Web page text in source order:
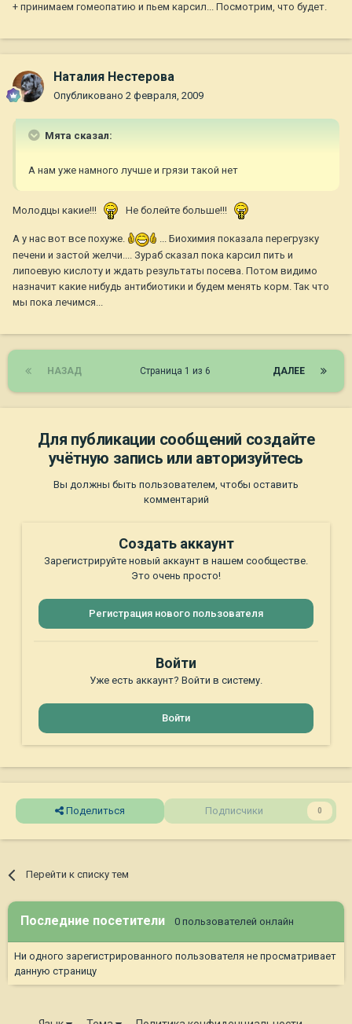
+ принимаем гомеопатию и пьем карсил... Посмотрим, что будет.
Наталия Нестерова
Опубликовано 2 февраля, 2009
Мята сказал:
А нам уже намного лучше и грязи такой нет
Молодцы какие!!! Не болейте больше!!!
А у нас вот все похуже.
... Биохимия показала перегрузку
печени и застой желчи.... Зураб сказал пока карсил пить и
липоевую кислоту и ждать результаты посева. Потом видимо
назначит какие нибудь антибиотики и будем менять корм. Так что
мы пока лечимся...
НАЗАД ДАЛЕЕ
Страница 1 из 6
Для публикации сообщений создайте
учётную запись или авторизуйтесь
Вы должны быть пользователем, чтобы оставить
комментарий
Создать аккаунт
Зарегистрируйте новый аккаунт в нашем сообществе.
Это очень просто!
Регистрация нового пользователя
Войти
Уже есть аккаунт? Войти в систему.
Войти
Поделиться Подписчики 0
Перейти к списку тем
Последние посетители 0 пользователей онлайн
Ни одного зарегистрированного пользователя не просматривает
данную страницу